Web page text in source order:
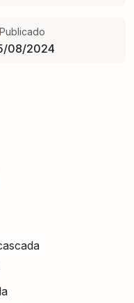
Publicado
08/2024